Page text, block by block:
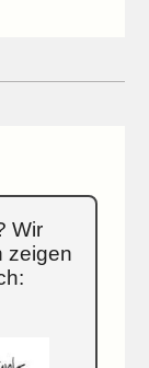
Wir
zeigen